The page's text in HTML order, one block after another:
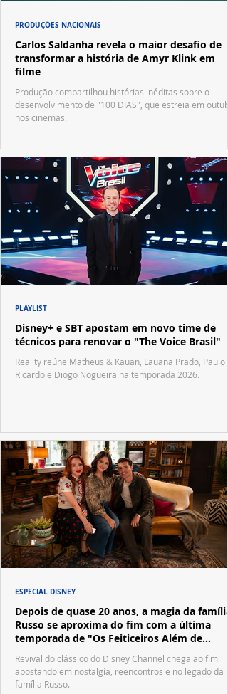
Carlos Saldanha revela o maior desafio de
transformar a história de Amyr Klink em
filme
Produção compartilhou histórias inéditas sobre o
desenvolvimento de "100 DIAS", que estreia em
nos cinemas.
PRODUÇÕES NACIONAIS
Disney+ e SBT apostam em novo time de
técnicos para renovar o "The Voice Brasil"
Reality reúne Matheus & Kauan, Lauana Prado, Paulo
Ricardo e Diogo Nogueira na temporada 2026.
PLAYLIST
Depois de quase 20 anos, a magia da família
Russo se aproxima do fim com a última
temporada de "Os Feiticeiros Além de
Revival do clássico do Disney Channel chega ao fim
apostando em nostalgia, reencontros e no legado da
família Russo.
ESPECIAL DISNEY